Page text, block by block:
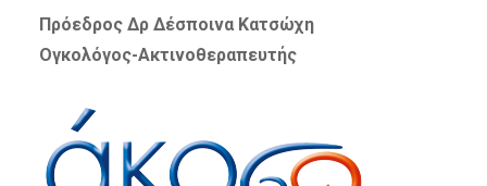
Πρόεδρος Δρ Δέσποινα Κατσώχη
Ογκολόγος-Ακτινοθεραπευτής